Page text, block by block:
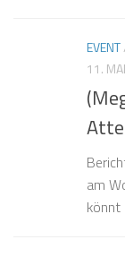
❅
EVENT
11.
am
könnt